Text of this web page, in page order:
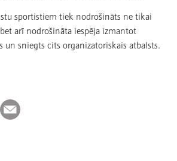
sportistiem tiek nodrošināts ne tikai
arī nodrošināta iespēja izmantot
un sniegts cits organizatoriskais atbalsts.